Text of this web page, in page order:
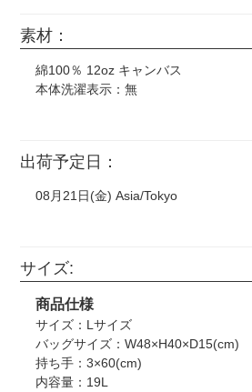
素材：
綿100％ 12oz キャンバス
本体洗濯表示：無
出荷予定日：
08月21日(金) Asia/Tokyo
サイズ:
商品仕様
サイズ：Lサイズ
バッグサイズ：W48×H40×D15(cm)
持ち手：3×60(cm)
内容量：19L